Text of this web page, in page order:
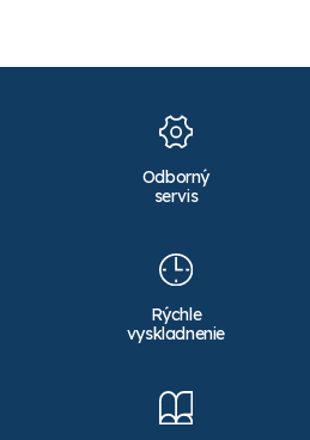
Odborný
servis
Rýchle
vyskladnenie